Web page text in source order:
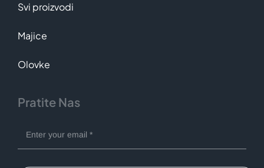
Svi proizvodi
Majice
Olovke
Pratite Nas